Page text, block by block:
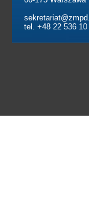
tel. +48 22 536 10